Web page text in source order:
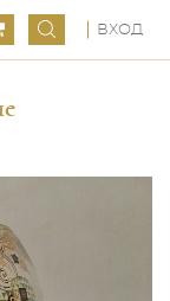
ВХОД